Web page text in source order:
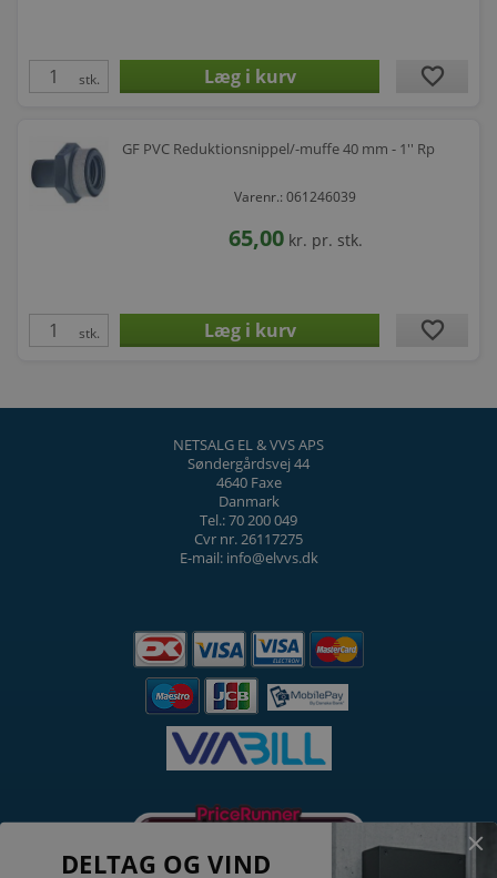
stk. favorite
GF PVC Reduktionsnippel/-muffe 40 mm - 1'' Rp
Varenr.: 061246039
65,00 kr. pr. stk.
stk. favorite
NETSALG EL & VVS APS
Søndergårdsvej 44
4640 Faxe
Danmark
Tel.: 70 200 049
Cvr nr. 26117275
E-mail: info@elvvs.dk
DELTAG OG VIND